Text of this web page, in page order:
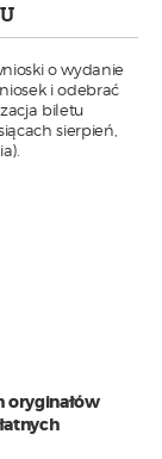
o wydanie
i odebrać
biletu
sierpień,
oryginałów